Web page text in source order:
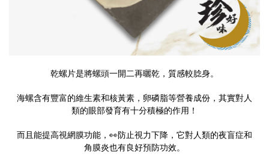
乾螺片是將螺頭一開二再曬乾，質感較腍身。
海螺含有豐富的維生素和核黃素，卵磷脂等營養成份，其實對人
類的眼部發育有十分積極的作用！
而且能提高視網膜功能，👀防止視力下降，它對人類的夜盲症和
角膜炎也有良好預防功效。